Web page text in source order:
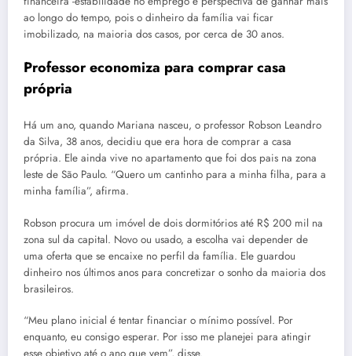
ao longo do tempo, pois o dinheiro da família vai ficar
imobilizado, na maioria dos casos, por cerca de 30 anos.
Professor economiza para comprar casa
própria
Há um ano, quando Mariana nasceu, o professor Robson Leandro
da Silva, 38 anos, decidiu que era hora de comprar a casa
própria. Ele ainda vive no apartamento que foi dos pais na zona
leste de São Paulo. “Quero um cantinho para a minha filha, para a
minha família”, afirma.
Robson procura um imóvel de dois dormitórios até R$ 200 mil na
zona sul da capital. Novo ou usado, a escolha vai depender de
uma oferta que se encaixe no perfil da família. Ele guardou
dinheiro nos últimos anos para concretizar o sonho da maioria dos
brasileiros.
“Meu plano inicial é tentar financiar o mínimo possível. Por
enquanto, eu consigo esperar. Por isso me planejei para atingir